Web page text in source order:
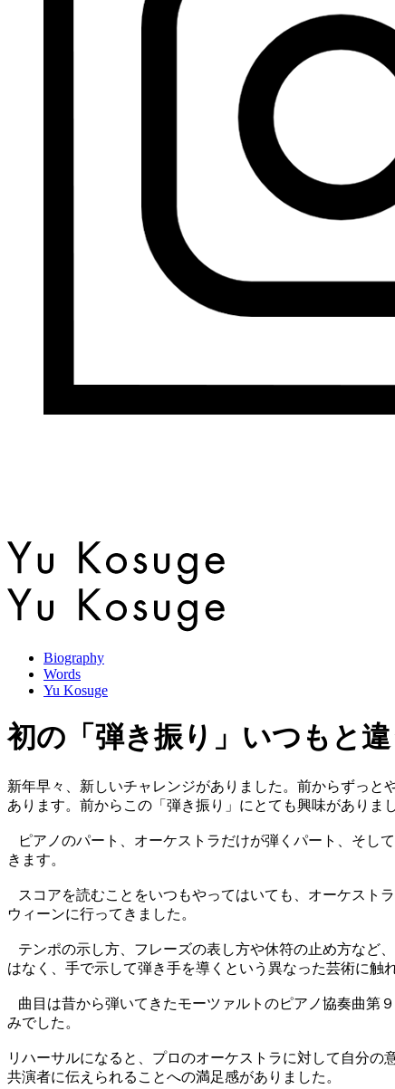
Biography
Words
Yu Kosuge
初の「弾き振り」いつもと違
新年早々、新しいチャレンジがありました。前からずっ
あります。前からこの「弾き振り」にとても興味がありまし
ピアノのパート、オーケストラだけが弾くパート、そし
きます。
スコアを読むことをいつもやってはいても、オーケスト
ウィーンに行ってきました。
テンポの示し方、フレーズの表し方や休符の止め方など
はなく、手で示して弾き手を導くという異なった芸術に触
曲目は昔から弾いてきたモーツァルトのピアノ協奏曲第
みでした。
リハーサルになると、プロのオーケストラに対して自分
共演者に伝えられることへの満足感がありました。